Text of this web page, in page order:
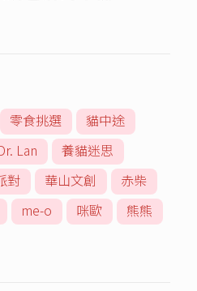
零食挑選
貓中途
Lan
養貓迷思
對 華山文創
赤柴
me-o 咪歐
熊熊